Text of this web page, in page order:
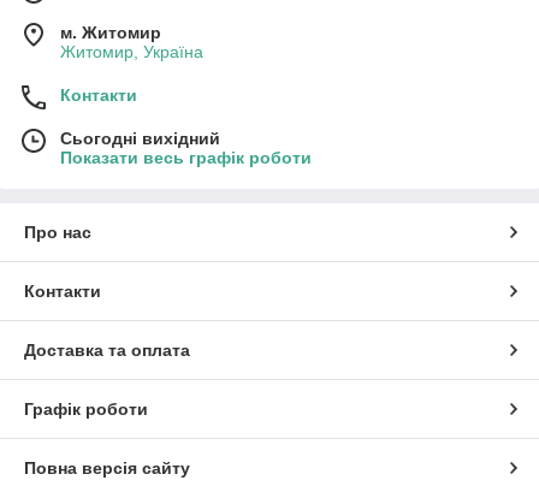
м. Житомир
Житомир, Україна
Контакти
Сьогодні вихідний
Показати весь графік роботи
Про нас
Контакти
Доставка та оплата
Графік роботи
Повна версія сайту